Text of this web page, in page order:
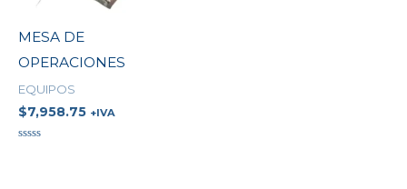
MESA DE
OPERACIONES
EQUIPOS
$7,958.75 +IVA